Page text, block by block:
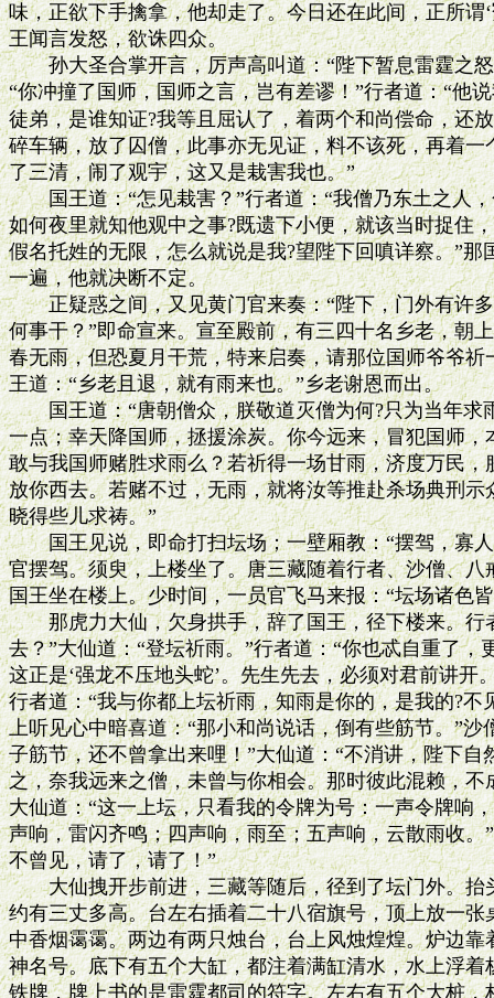
味，正欲下手擒拿，他却走了。今日还在此间，正所谓
王闻言发怒，欲诛四众。
孙大圣合掌开言，厉声高叫道：“陛下暂息雷霆之怒
“你冲撞了国师，国师之言，岂有差谬！”行者道：“他
徒弟，是谁知证?我等且屈认了，着两个和尚偿命，还
碎车辆，放了囚僧，此事亦无见证，料不该死，再着
了三清，闹了观宇，这又是栽害我也。”
国王道：“怎见栽害？”行者道：“我僧乃东土之人，
如何夜里就知他观中之事?既遗下小便，就该当时捉住
假名托姓的无限，怎么就说是我?望陛下回嗔详察。”那
一遍，他就决断不定。
正疑惑之间，又见黄门官来奏：“陛下，门外有许多
何事干？”即命宣来。宣至殿前，有三四十名乡老，朝
春无雨，但恐夏月干荒，特来启奏，请那位国师爷爷祈
王道：“乡老且退，就有雨来也。”乡老谢恩而出。
国王道：“唐朝僧众，朕敬道灭僧为何?只为当年求
一点；幸天降国师，拯援涂炭。你今远来，冒犯国师
敢与我国师赌胜求雨么？若祈得一场甘雨，济度万民
放你西去。若赌不过，无雨，就将汝等推赴杀场典刑示
晓得些儿求祷。”
国王见说，即命打扫坛场；一壁厢教：“摆驾，寡人
官摆驾。须臾，上楼坐了。唐三藏随着行者、沙僧、
国王坐在楼上。少时间，一员官飞马来报：“坛场诸色
那虎力大仙，欠身拱手，辞了国王，径下楼来。行
去？”大仙道：“登坛祈雨。”行者道：“你也忒自重了，
这正是‘强龙不压地头蛇’。先生先去，必须对君前讲开
行者道：“我与你都上坛祈雨，知雨是你的，是我的?不
上听见心中暗喜道：“那小和尚说话，倒有些筋节。”沙
子筋节，还不曾拿出来哩！”大仙道：“不消讲，陛下自
之，奈我远来之僧，未曾与你相会。那时彼此混赖，不
大仙道：“这一上坛，只看我的令牌为号：一声令牌响
声响，雷闪齐鸣；四声响，雨至；五声响，云散雨收。
不曾见，请了，请了！”
大仙拽开步前进，三藏等随后，径到了坛门外。抬
约有三丈多高。台左右插着二十八宿旗号，顶上放一
中香烟霭霭。两边有两只烛台，台上风烛煌煌。炉边
神名号。底下有五个大缸，都注着满缸清水，水上浮
铁牌，牌上书的是雷霆都司的符字。左右有五个大桩